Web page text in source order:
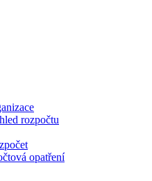
rozpočtu
opatření